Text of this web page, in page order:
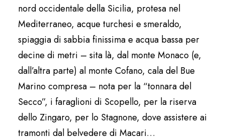
nord occidentale della Sicilia, protesa nel
Mediterraneo, acque turchesi e smeraldo,
spiaggia di sabbia finissima e acqua bassa per
decine di metri – sita là, dal monte Monaco (e,
dall’altra parte) al monte Cofano, cala del Bue
Marino compresa – nota per la “tonnara del
Secco”, i faraglioni di Scopello, per la riserva
dello Zingaro, per lo Stagnone, dove assistere ai
tramonti dal belvedere di Macari…